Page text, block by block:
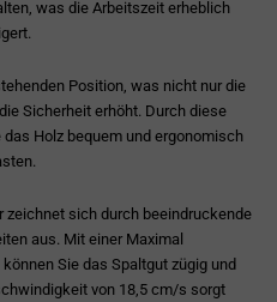
was die Arbeitszeit erheblich
Position, was nicht nur die
Sicherheit erhöht. Durch diese
Holz bequem und ergonomisch
zeichnet sich durch beeindruckende
aus. Mit einer Maximal
Sie das Spaltgut zügig und
von 18,5 cm/s sorgt